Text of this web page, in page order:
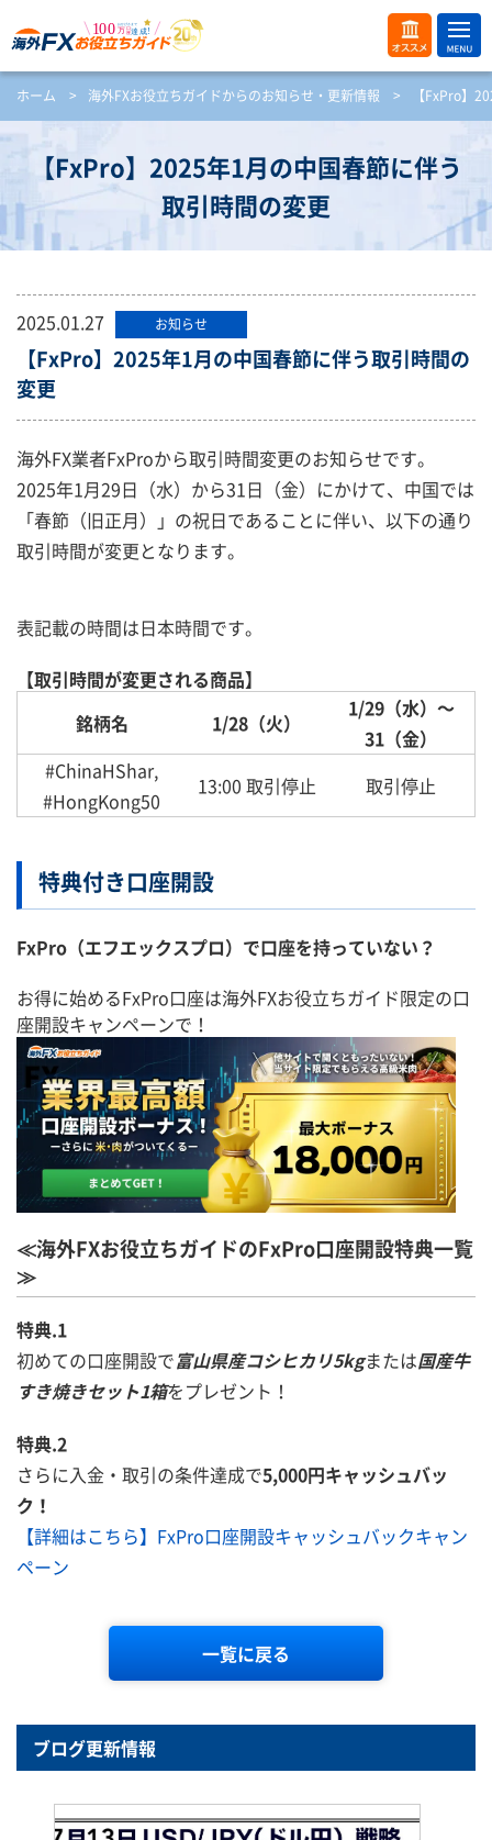
オス
スメ
ME
NU
開
く
ホーム > 海外FXお役立ちガイドからのお知らせ・更新情報 > 【FxPro】
【FxPro】2025年1月の中国春節に伴う
取引時間の変更
2025.01.27 お知らせ
【FxPro】2025年1月の中国春節に伴う取引時間の
変更
海外FX業者FxProから取引時間変更のお知らせです。
2025年1月29日（水）から31日（金）にかけて、中国では
「春節（旧正月）」の祝日であることに伴い、以下の通り
取引時間が変更となります。
表記載の時間は日本時間です。
【取引時間が変更される商品】
銘柄名
1/28（火）
1/29（水）～
31（金）
#ChinaHShar,
#HongKong50
13:00 取引停止 取引停止
特典付き口座開設
FxPro（エフエックスプロ）で口座を持っていない？
お得に始めるFxPro口座は海外FXお役立ちガイド限定の口
座開設キャンペーンで！
≪海外FXお役立ちガイドのFxPro口座開設特典一覧
≫
特典.1
初めての口座開設で富山県産コシヒカリ5kgまたは国産牛
すき焼きセット1箱をプレゼント！
特典.2
さらに入金・取引の条件達成で5,000円キャッシュバッ
ク！
【詳細はこちら】FxPro口座開設キャッシュバックキャン
ペーン
一覧に戻る
ブログ更新情報